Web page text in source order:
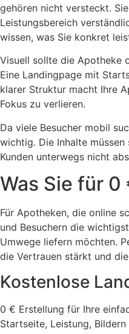
gehören nicht versteckt.
Leistungsbereich
wissen, was Sie konkret
Visuell sollte die Apotheke
Eine Landingpage mit
klarer Struktur macht Ihre
Fokus zu verlieren.
Da viele Besucher mobil
wichtig. Die Inhalte
Kunden unterwegs nicht
Was Sie für
Für Apotheken, die online
und Besuchern die
Umwege liefern möchten.
die Vertrauen stärkt und
Kostenlose
0 € Erstellung für Ihre
Startseite, Leistung,